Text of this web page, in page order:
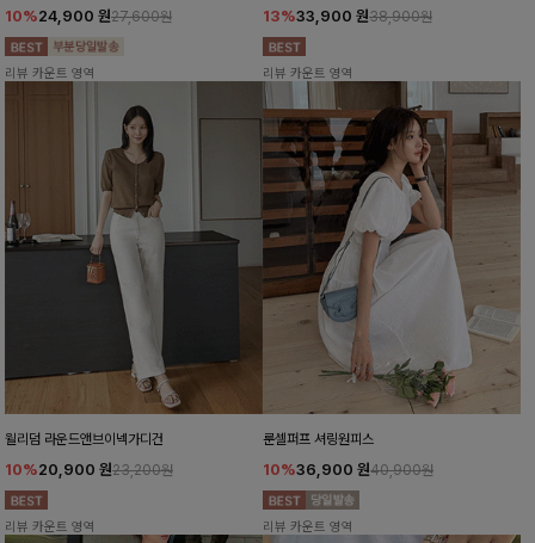
10%24,900 원27,600원
리뷰 카운트 영역
13%33,900 원38,900원
리뷰 카운트 영역
윌리덤 라운드앤브이넥가디건
10%20,900 원23,200원
리뷰 카운트 영역
룬셀퍼프 셔링원피스
10%36,900 원40,900원
리뷰 카운트 영역